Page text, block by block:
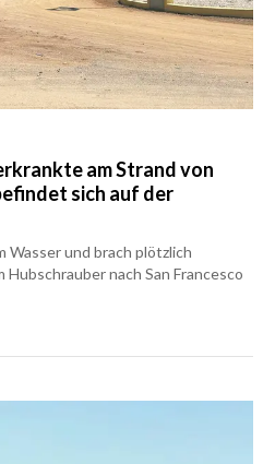
am Strand von
sich auf der
Wasser und brach plötzlich
Hubschrauber nach San Francesco